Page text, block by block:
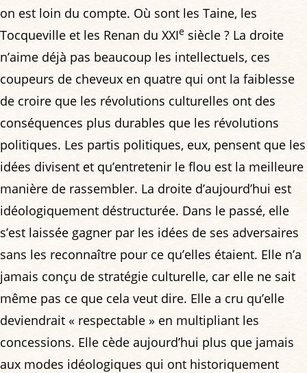
on est loin du compte. Où sont les Taine, les
Tocqueville et les Renan du XXIe siècle ? La droite
n’aime déjà pas beaucoup les intellectuels, ces
coupeurs de cheveux en quatre qui ont la faiblesse
de croire que les révolutions culturelles ont des
conséquences plus durables que les révolutions
politiques. Les partis politiques, eux, pensent que les
idées divisent et qu’entretenir le flou est la meilleure
manière de rassembler. La droite d’aujourd’hui est
idéologiquement déstructurée. Dans le passé, elle
s’est laissée gagner par les idées de ses adversaires
sans les reconnaître pour ce qu’elles étaient. Elle n’a
jamais conçu de stratégie culturelle, car elle ne sait
même pas ce que cela veut dire. Elle a cru qu’elle
deviendrait « respectable » en multipliant les
concessions. Elle cède aujourd’hui plus que jamais
aux modes idéologiques qui ont historiquement